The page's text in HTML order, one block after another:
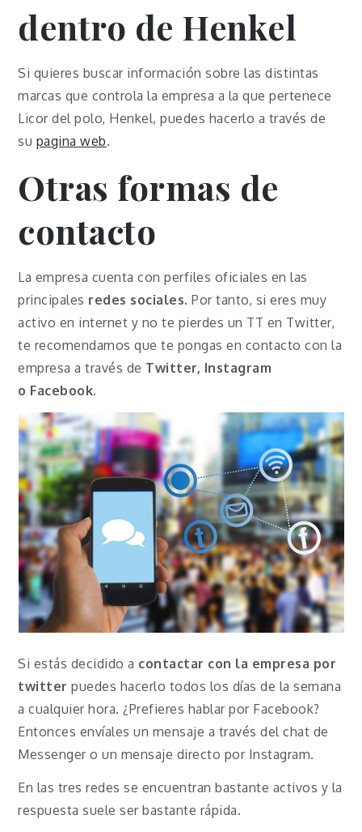
dentro de Henkel
Si quieres buscar información sobre las distintas
marcas que controla la empresa a la que pertenece
Licor del polo, Henkel, puedes hacerlo a través de
su pagina web.
Otras formas de
contacto
La empresa cuenta con perfiles oficiales en las
principales redes sociales. Por tanto, si eres muy
activo en internet y no te pierdes un TT en Twitter,
te recomendamos que te pongas en contacto con la
empresa a través de Twitter, Instagram
o Facebook.
Si estás decidido a contactar con la empresa por
twitter puedes hacerlo todos los días de la semana
a cualquier hora. ¿Prefieres hablar por Facebook?
Entonces envíales un mensaje a través del chat de
Messenger o un mensaje directo por Instagram.
En las tres redes se encuentran bastante activos y la
respuesta suele ser bastante rápida.